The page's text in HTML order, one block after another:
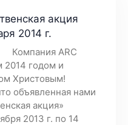
акция
2014 г.
Компания ARC
2014 годом и
Христовым!
объявленная нами
акция»
2013 г. по 14